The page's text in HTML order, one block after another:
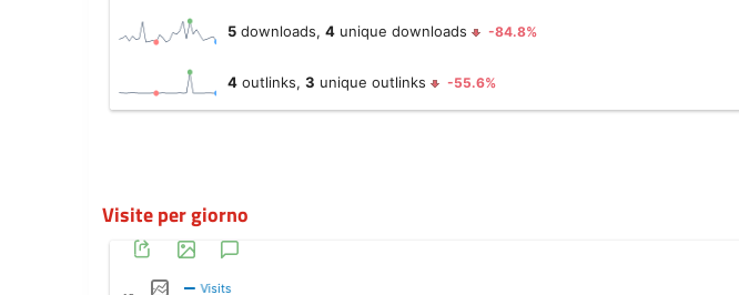
Visite per giorno